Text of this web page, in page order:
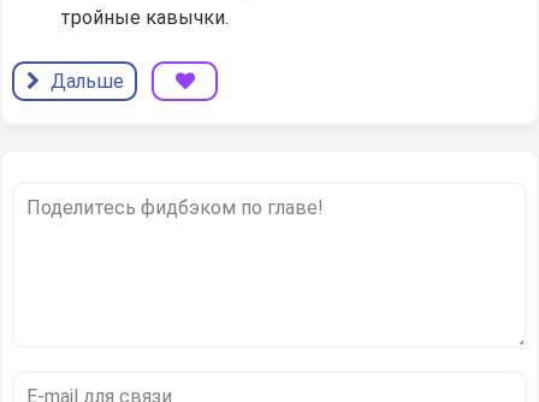
тройные кавычки.
Дальше